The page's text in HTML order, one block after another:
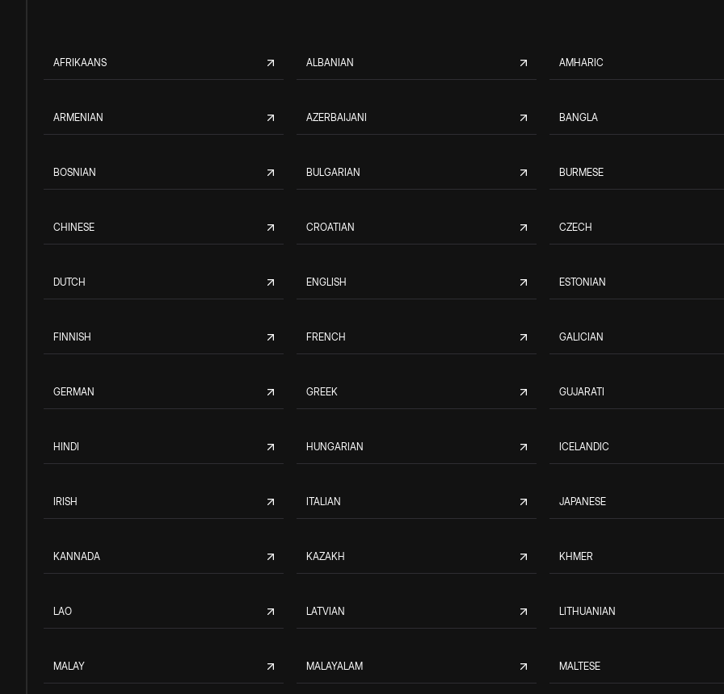
AFRIKAANS ALBANIAN AMHARIC
ARMENIAN AZERBAIJANI BANGLA
BOSNIAN BULGARIAN BURMESE
CHINESE CROATIAN CZECH
DUTCH ENGLISH ESTONIAN
FINNISH FRENCH GALICIAN
GERMAN GREEK GUJARATI
HINDI HUNGARIAN ICELANDIC
IRISH ITALIAN JAPANESE
KANNADA KAZAKH KHMER
LAO LATVIAN LITHUANIAN
MALAY MALAYALAM MALTESE